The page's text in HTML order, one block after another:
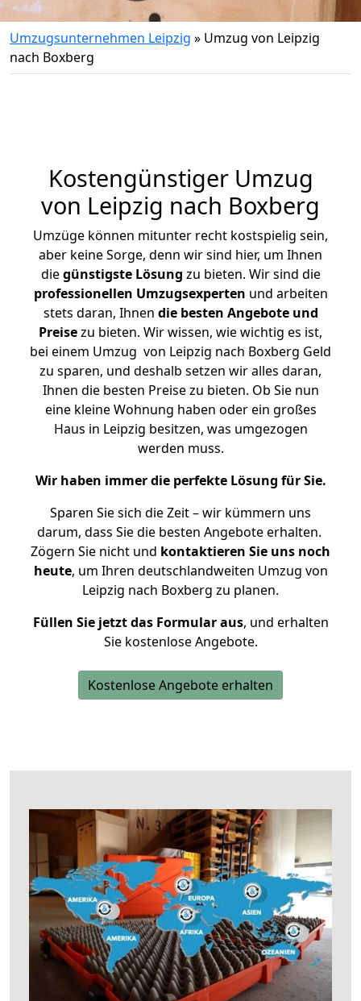
Umzugsunternehmen Leipzig » Umzug von Leipzig
nach Boxberg
Kostengünstiger Umzug
von Leipzig nach Boxberg
Umzüge können mitunter recht kostspielig sein,
aber keine Sorge, denn wir sind hier, um Ihnen
diegünstigste Lösung zu bieten. Wir sind die
professionellen Umzugsexperten und arbeiten
stets daran, Ihnen die besten Angebote und
Preisezu bieten. Wir wissen, wie wichtig es ist,
bei einem Umzug von Leipzig nach Boxberg Geld
zu sparen, und deshalb setzen wir alles daran,
Ihnen die besten Preise zu bieten. Ob Sie nun
eine kleine Wohnung haben oder ein großes
Haus in Leipzig besitzen, was umgezogen
werden muss.
Wir haben immer die perfekte Lösung für Sie.
Sparen Sie sich die Zeit – wir kümmern uns
darum, dass Sie die besten Angebote erhalten.
Zögern Sie nicht und kontaktieren Sie uns noch
heute, um Ihren deutschlandweiten Umzug von
Leipzig nach Boxberg zu planen.
Füllen Sie jetzt das Formular aus, und erhalten
Sie kostenlose Angebote.
Kostenlose Angebote erhalten